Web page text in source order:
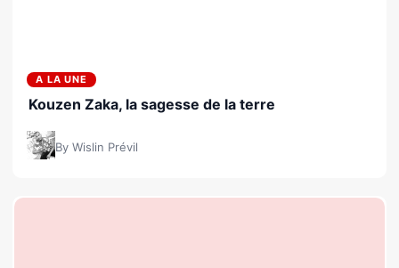
A LA UNE
Kouzen Zaka, la sagesse de la terre
By Wislin Prévil